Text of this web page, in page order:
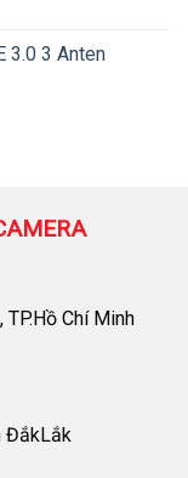
3.0 3 Anten
Chí Minh
ĐắkLắk